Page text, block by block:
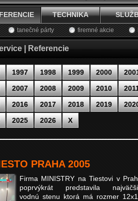
TECHNIKA
tanečné párty firemné akcie
| Referencie
1997 1998 1999 2000
2007 2008 2009 2010
2016 2017 2018 2019
2025 2026 X
PRAHA 2005
Firma MINISTRY na Tiestovi v
poprvýkrát predstavila
vodnú stenu ktorá má rozmer